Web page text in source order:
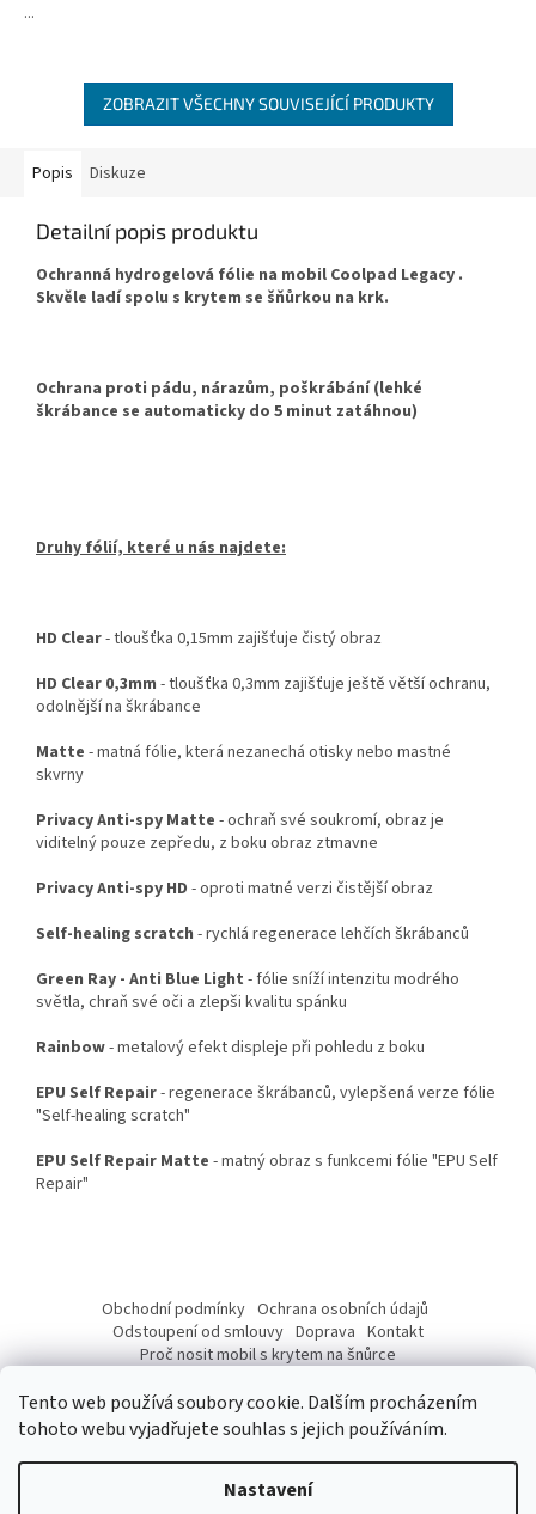
Tento web používá soubory cookie. Dalším procházením
tohoto webu vyjadřujete souhlas s jejich používáním.
Nastavení
z...
ZOBRAZIT VŠECHNY SOUVISEJÍCÍ PRODUKTY
Popis Diskuze
Detailní popis produktu
Ochranná hydrogelová fólie na mobil Coolpad Legacy .
Skvěle ladí spolu s krytem se šňůrkou na krk.
Ochrana proti pádu, nárazům, poškrábání (lehké
škrábance se automaticky do 5 minut zatáhnou)
Druhy fólií, které u nás najdete:
HD Clear- tloušťka 0,15mm zajišťuje čistý obraz
HD Clear 0,3mm - tloušťka 0,3mm zajišťuje ještě větší ochranu,
odolnější na škrábance
Matte - matná fólie, která nezanechá otisky nebo mastné
skvrny
Privacy Anti-spy Matte - ochraň své soukromí, obraz je
viditelný pouze zepředu, z boku obraz ztmavne
Privacy Anti-spy HD - oproti matné verzi čistější obraz
Self-healing scratch - rychlá regenerace lehčích škrábanců
Green Ray - Anti Blue Light - fólie sníží intenzitu modrého
světla, chraň své oči a zlepši kvalitu spánku
Rainbow- metalový efekt displeje při pohledu z boku
EPU Self Repair- regenerace škrábanců, vylepšená verze fólie
"Self-healing scratch"
EPU Self Repair Matte - matný obraz s funkcemi fólie "EPU Self
Repair"
a
Obchodní podmínky Ochrana osobních údajů
Odstoupení od smlouvy Doprava Kontakt
Proč nosit mobil s krytem na šnůrce
Vytvořil Shoptet